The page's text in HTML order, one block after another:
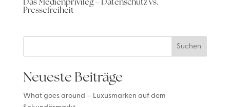
Das Medienprivileg – Datenschutz vs.
Pressefreiheit
Suchen
Neueste Beiträge
What goes around – Luxusmarken auf dem